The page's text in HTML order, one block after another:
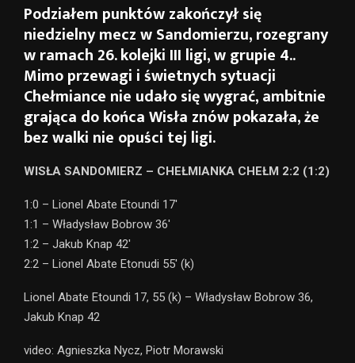
Podziałem punktów zakończył się
niedzielny mecz w Sandomierzu, rozegrany
w ramach 26. kolejki III ligi, w grupie 4..
Mimo przewagi i świetnych sytuacji
Chełmiance nie udało się wygrać, ambitnie
grająca do końca Wisła znów pokazała, że
bez walki nie opuści tej ligi.
WISŁA SANDOMIERZ – CHEŁMIANKA CHEŁM 2:2 (1:2)
1:0 – Lionel Abate Etoundi 17′
1:1 – Władysław Bobrow 36′
1:2 – Jakub Knap 42′
2:2 – Lionel Abate Etonudi 55′ (k)
Lionel Abate Etoundi 17, 55 (k) – Władysław Bobrow 36,
Jakub Knap 42
video: Agnieszka Nycz, Piotr Morawski